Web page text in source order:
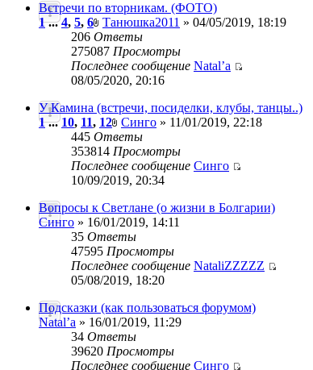
Встречи по вторникам. (ФОТО)
1...4, 5, 6 Танюшка2011 » 04/05/2019, 18:19
206 Ответы
275087 Просмотры
Последнее сообщение Natal’a
08/05/2020, 20:16
У Камина (встречи, посиделки, клубы, танцы..)
1...10, 11, 12 Синго » 11/01/2019, 22:18
445 Ответы
353814 Просмотры
Последнее сообщение Синго
10/09/2019, 20:34
Вопросы к Светлане (о жизни в Болгарии)
Синго » 16/01/2019, 14:11
35 Ответы
47595 Просмотры
Последнее сообщение NataliZZZZZ
05/08/2019, 18:20
Подсказки (как пользоваться форумом)
Natal’a » 16/01/2019, 11:29
34 Ответы
39620 Просмотры
Последнее сообщение Синго